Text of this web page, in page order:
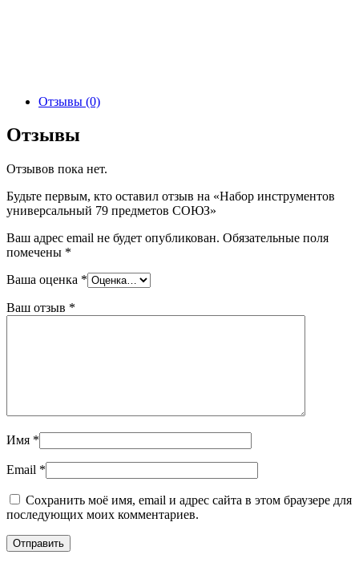
Отзывы (0)
Отзывы
Отзывов пока нет.
Будьте первым, кто оставил отзыв на «Набор инструментов
универсальный 79 предметов СОЮЗ»
Ваш адрес email не будет опубликован. Обязательные поля
помечены *
Ваша оценка *
Ваш отзыв *
Имя *
Email *
Сохранить моё имя, email и адрес сайта в этом браузере для
последующих моих комментариев.